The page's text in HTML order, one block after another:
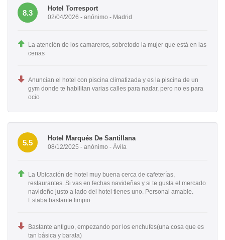
8.3
Hotel Torresport
02/04/2026 - anónimo - Madrid
La atención de los camareros, sobretodo la mujer que está en las
cenas
Anuncian el hotel con piscina climatizada y es la piscina de un
gym donde te habilitan varias calles para nadar, pero no es para
ocio
5.5
Hotel Marqués De Santillana
08/12/2025 - anónimo - Ávila
La Ubicación de hotel muy buena cerca de cafeterías,
restaurantes. Si vas en fechas navideñas y si te gusta el mercado
navideño justo a lado del hotel tienes uno. Personal amable.
Estaba bastante limpio
Bastante antiguo, empezando por los enchufes(una cosa que es
tan básica y barata)